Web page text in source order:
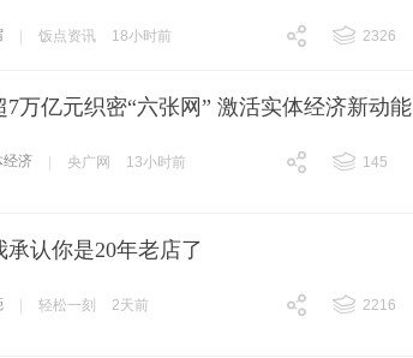
饭点资讯 18小时前
2326
7万亿元织密“六张网” 激活实体经济新动能
经济 央广网 13小时前
145
认你是20年老店了
轻松一刻 2天前
2216